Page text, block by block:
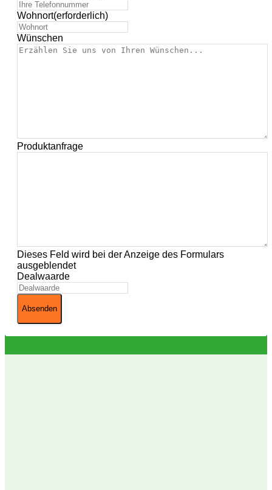
Wohnort(erforderlich)
Wünschen
Produktanfrage
Dieses Feld wird bei der Anzeige des Formulars
ausgeblendet
Dealwaarde